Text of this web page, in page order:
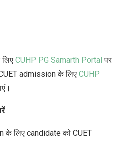
CUHP PG Samarth Portal पर
admission के लिए CUHP
के लिए candidate को CUET